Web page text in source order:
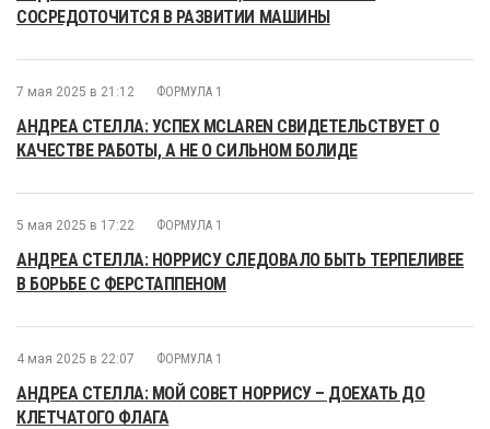
СОСРЕДОТОЧИТСЯ В РАЗВИТИИ МАШИНЫ
7 мая 2025 в 21:12 ФОРМУЛА 1
АНДРЕА СТЕЛЛА: УСПЕХ MCLAREN СВИДЕТЕЛЬСТВУЕТ О
КАЧЕСТВЕ РАБОТЫ, А НЕ О СИЛЬНОМ БОЛИДЕ
5 мая 2025 в 17:22 ФОРМУЛА 1
АНДРЕА СТЕЛЛА: НОРРИСУ СЛЕДОВАЛО БЫТЬ ТЕРПЕЛИВЕЕ
В БОРЬБЕ С ФЕРСТАППЕНОМ
4 мая 2025 в 22:07 ФОРМУЛА 1
АНДРЕА СТЕЛЛА: МОЙ СОВЕТ НОРРИСУ – ДОЕХАТЬ ДО
КЛЕТЧАТОГО ФЛАГА